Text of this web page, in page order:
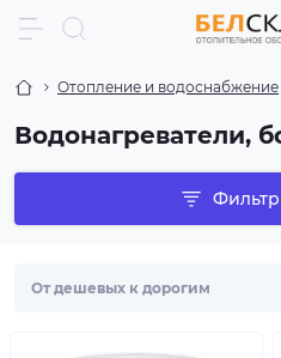
Отопление и водоснабжение
Водонагреватели,